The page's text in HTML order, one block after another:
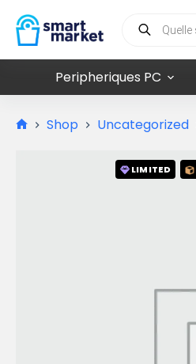
Peripheriques PC
Shop Uncategorized
LIMITED